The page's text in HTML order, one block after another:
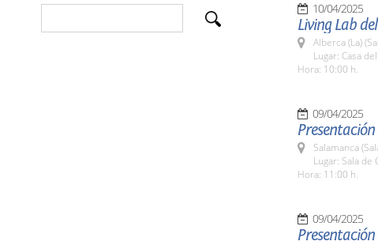
10/04/2025
Living Lab
Alberca (La)
Lugar: Casa
Hora: 10:00 h.
09/04/2025
Salamanca
Lugar: Sala de
Hora: 11:00 h.
09/04/2025